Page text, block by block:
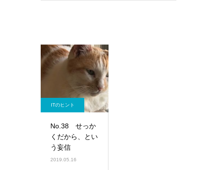
ITのヒント
No.38 せっか
くだから、とい
う妄信
2019.05.16